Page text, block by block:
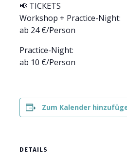
📢 TICKETS
Workshop + Practice-Night:
ab 24 €/Person
Practice-Night:
ab 10 €/Person
Zum Kalender
DETAILS